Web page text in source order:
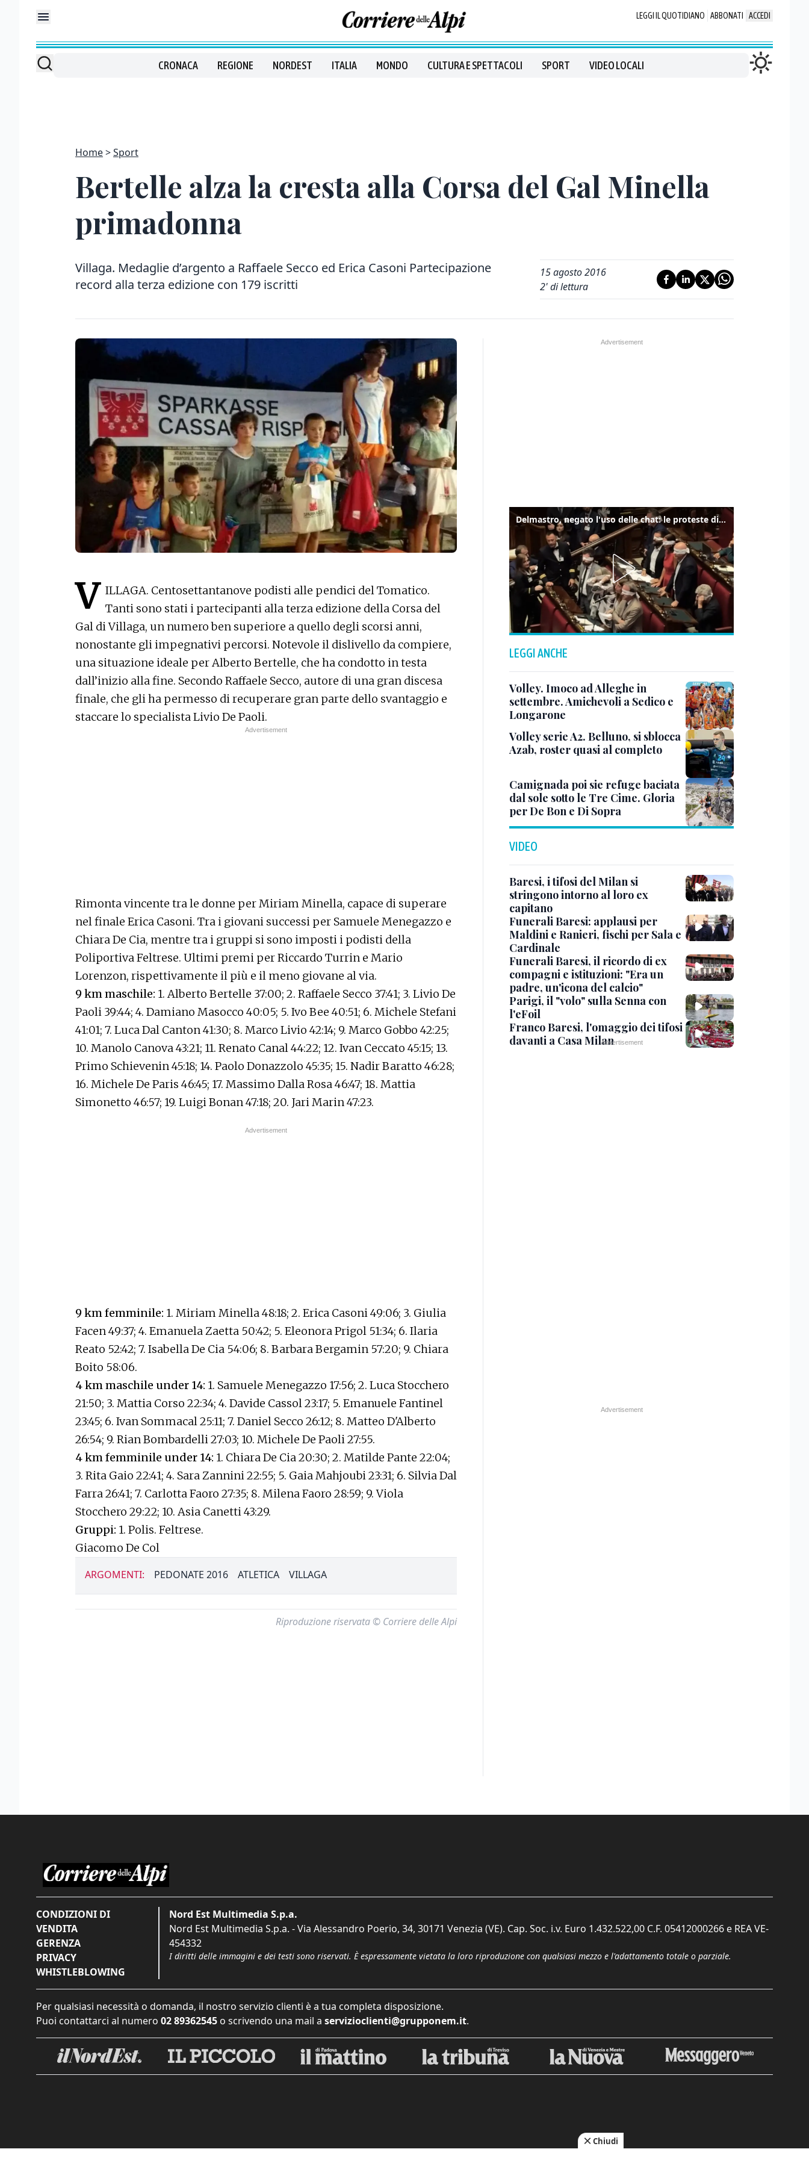
LEGGI IL QUOTIDIANO ABBONATI ACCEDI
CRONACA REGIONE NORDEST ITALIA MONDO CULTURA E SPETTACOLI SPORT VIDEO LOCALI
Home Sport
Bertelle alza la cresta alla Corsa del Gal Minella
primadonna
Villaga. Medaglie d’argento a Raffaele Secco ed Erica Casoni Partecipazione
record alla terza edizione con 179 iscritti
15 agosto 2016
2' di lettura
V ILLAGA. Centosettantanove podisti alle pendici del Tomatico.
Tanti sono stati i partecipanti alla terza edizione della Corsa del
Gal di Villaga, un numero ben superiore a quello degli scorsi anni,
nonostante gli impegnativi percorsi. Notevole il dislivello da compiere,
una situazione ideale per Alberto Bertelle, che ha condotto in testa
dall’inizio alla fine. Secondo Raffaele Secco, autore di una gran discesa
finale, che gli ha permesso di recuperare gran parte dello svantaggio e
staccare lo specialista Livio De Paoli.
Rimonta vincente tra le donne per Miriam Minella, capace di superare
nel finale Erica Casoni. Tra i giovani successi per Samuele Menegazzo e
Chiara De Cia, mentre tra i gruppi si sono imposti i podisti della
Poliportiva Feltrese. Ultimi premi per Riccardo Turrin e Mario
Lorenzon, rispettivamente il più e il meno giovane al via.
9 km maschile: 1. Alberto Bertelle 37:00; 2. Raffaele Secco 37:41; 3. Livio De
Paoli 39:44; 4. Damiano Masocco 40:05; 5. Ivo Bee 40:51; 6. Michele Stefani
41:01; 7. Luca Dal Canton 41:30; 8. Marco Livio 42:14; 9. Marco Gobbo 42:25;
10. Manolo Canova 43:21; 11. Renato Canal 44:22; 12. Ivan Ceccato 45:15; 13.
Primo Schievenin 45:18; 14. Paolo Donazzolo 45:35; 15. Nadir Baratto 46:28;
16. Michele De Paris 46:45; 17. Massimo Dalla Rosa 46:47; 18. Mattia
Simonetto 46:57; 19. Luigi Bonan 47:18; 20. Jari Marin 47:23.
9 km femminile: 1. Miriam Minella 48:18; 2. Erica Casoni 49:06; 3. Giulia
Facen 49:37; 4. Emanuela Zaetta 50:42; 5. Eleonora Prigol 51:34; 6. Ilaria
Reato 52:42; 7. Isabella De Cia 54:06; 8. Barbara Bergamin 57:20; 9. Chiara
Boito 58:06.
4 km maschile under 14: 1. Samuele Menegazzo 17:56; 2. Luca Stocchero
21:50; 3. Mattia Corso 22:34; 4. Davide Cassol 23:17; 5. Emanuele Fantinel
23:45; 6. Ivan Sommacal 25:11; 7. Daniel Secco 26:12; 8. Matteo D'Alberto
26:54; 9. Rian Bombardelli 27:03; 10. Michele De Paoli 27:55.
4 km femminile under 14: 1. Chiara De Cia 20:30; 2. Matilde Pante 22:04;
3. Rita Gaio 22:41; 4. Sara Zannini 22:55; 5. Gaia Mahjoubi 23:31; 6. Silvia Dal
Farra 26:41; 7. Carlotta Faoro 27:35; 8. Milena Faoro 28:59; 9. Viola
Stocchero 29:22; 10. Asia Canetti 43:29.
Gruppi: 1. Polis. Feltrese.
Giacomo De Col
ARGOMENTI: PEDONATE 2016 ATLETICA VILLAGA
Riproduzione riservata © Corriere delle Alpi
Delmastro, negato l'uso delle chat: le proteste di Avs e M5s
LEGGI ANCHE
Volley. Imoco ad Alleghe in
settembre. Amichevoli a Sedico e
Longarone
Volley serie A2. Belluno, si sblocca
Azab, roster quasi al completo
Camignada poi sie refuge baciata
dal sole sotto le Tre Cime. Gloria
per De Bon e Di Sopra
VIDEO
Baresi, i tifosi del Milan si
stringono intorno al loro ex
capitano
Funerali Baresi: applausi per
Maldini e Ranieri, fischi per Sala e
Cardinale
Funerali Baresi, il ricordo di ex
compagni e istituzioni: "Era un
padre, un'icona del calcio"
Parigi, il "volo" sulla Senna con
l'eFoil
Franco Baresi, l'omaggio dei tifosi
davanti a Casa Milan
CONDIZIONI DI
VENDITA
GERENZA
PRIVACY
WHISTLEBLOWING
Nord Est Multimedia S.p.a.
Nord Est Multimedia S.p.a. - Via Alessandro Poerio, 34, 30171 Venezia (VE). Cap. Soc. i.v. Euro 1.432.522,00 C.F. 05412000266 e REA VE-
454332
I diritti delle immagini e dei testi sono riservati. È espressamente vietata la loro riproduzione con qualsiasi mezzo e l'adattamento totale o parziale.
Per qualsiasi necessità o domanda, il nostro servizio clienti è a tua completa disposizione.
Puoi contattarci al numero 02 89362545 o scrivendo una mail a servizioclienti@grupponem.it.
Chiudi